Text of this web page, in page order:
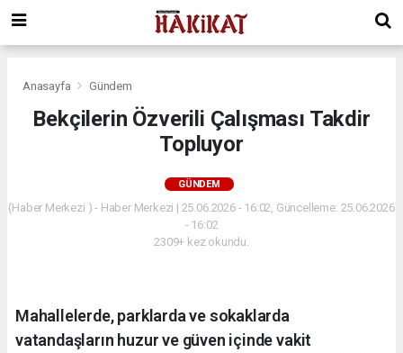
Anasayfa Gündem
Bekçilerin Özverili Çalışması Takdir
Topluyor
GÜNDEM
(Haber Merkezi ) - Haber Merkezi | 25.06.2026 - 16:02, Güncelleme: 25.06.2026
- 16:02
2309+ kez okundu.
Mahallelerde, parklarda ve sokaklarda
vatandaşların huzur ve güven içinde vakit